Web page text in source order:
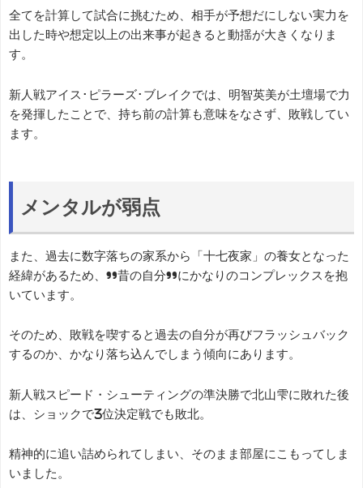
全てを計算して試合に挑むため、相手が予想だにしない実力を
出した時や想定以上の出来事が起きると動揺が大きくなりま
す。
新人戦アイス･ピラーズ･ブレイクでは、明智英美が土壇場で力
を発揮したことで、持ち前の計算も意味をなさず、敗戦してい
ます。
メンタルが弱点
また、過去に数字落ちの家系から「十七夜家」の養女となった
経緯があるため、”昔の自分”にかなりのコンプレックスを抱
いています。
そのため、敗戦を喫すると過去の自分が再びフラッシュバック
するのか、かなり落ち込んでしまう傾向にあります。
新人戦スピード・シューティングの準決勝で北山雫に敗れた後
は、ショックで3位決定戦でも敗北。
精神的に追い詰められてしまい、そのまま部屋にこもってしま
いました。